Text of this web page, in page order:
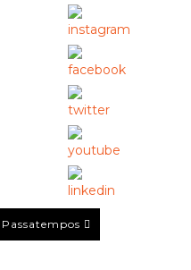
Passatempos